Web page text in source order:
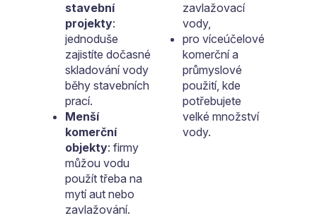
stavební
projekty:
jednoduše
zajistíte dočasné
skladování vody
běhy stavebních
prací.
Menší
komerční
objekty: firmy
můžou vodu
použít třeba na
mytí aut nebo
zavlažování.
zavlažovací
vody,
pro víceúčelové
komerční a
průmyslové
použití, kde
potřebujete
velké množství
vody.